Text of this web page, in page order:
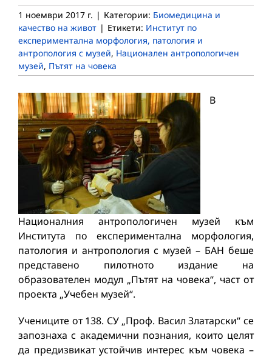
1 ноември 2017 г. | Категории: Биомедицина и
качество на живот | Етикети: Институт по
експериментална морфология, патология и
антропология с музей, Национален антропологичен
музей, Пътят на човека
В
Националния антропологичен музей към
Института по експериментална морфология,
патология и антропология с музей – БАН беше
представено пилотното издание на
образователен модул „Пътят на човека“, част от
проекта „Учебен музей“.
Учениците от 138. СУ „Проф. Васил Златарски“ се
запознаха с академични познания, които целят
да предизвикат устойчив интерес към човека –